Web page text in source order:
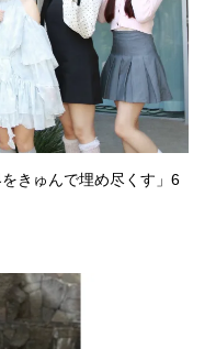
きゅんで埋め尽くす」6